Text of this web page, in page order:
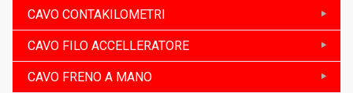
CAVO CONTAKILOMETRI
CAVO FILO ACCELLERATORE
CAVO FRENO A MANO